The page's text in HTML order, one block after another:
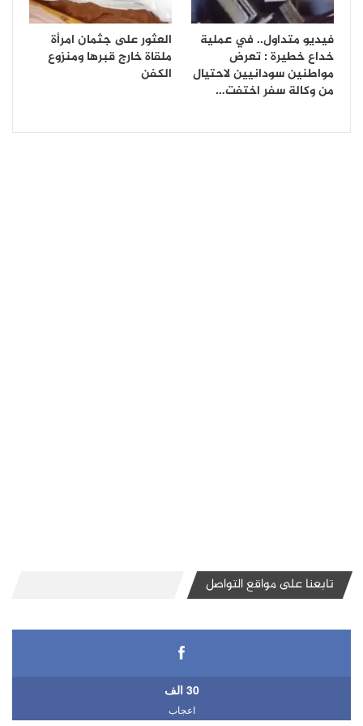
فيديو متداول.. في عملية
خداع خطيرة : تعرض
مواطنين سودانيين لاحتيال
من وكالة سفر اختفت…
العثور على جثمان امرأة
ملقاة خارج قبرها ومنزوع
الكفن
تابعنا على مواقع التواصل
30 الف
اعجاب